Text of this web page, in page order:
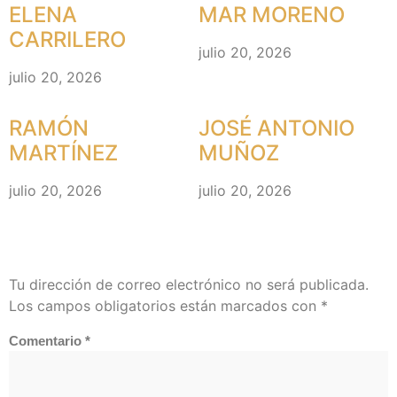
ELENA
CARRILERO
julio 20, 2026
MAR MORENO
julio 20, 2026
RAMÓN
MARTÍNEZ
julio 20, 2026
JOSÉ ANTONIO
MUÑOZ
julio 20, 2026
Tu dirección de correo electrónico no será publicada.
Los campos obligatorios están marcados con *
Comentario *